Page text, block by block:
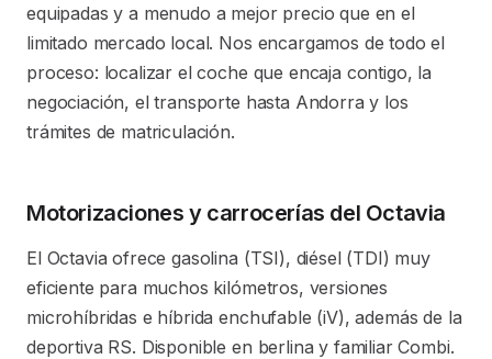
equipadas y a menudo a mejor precio que en el
limitado mercado local. Nos encargamos de todo el
proceso: localizar el coche que encaja contigo, la
negociación, el transporte hasta Andorra y los
trámites de matriculación.
Motorizaciones y carrocerías del Octavia
El Octavia ofrece gasolina (TSI), diésel (TDI) muy
eficiente para muchos kilómetros, versiones
microhíbridas e híbrida enchufable (iV), además de la
deportiva RS. Disponible en berlina y familiar Combi.